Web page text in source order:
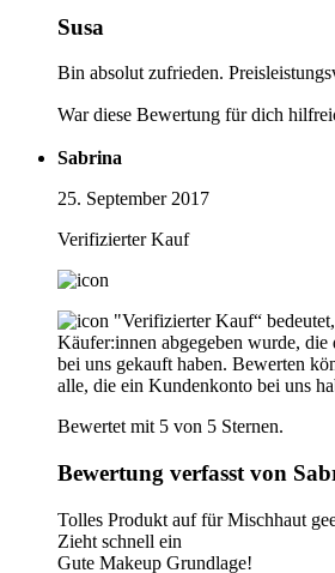
Susa
Bin absolut zufrieden.
War diese Bewertung für dich
Sabrina
25. September 2017
Verifizierter Kauf
"Verifizierter Kauf“
Käufer:innen abgegeben wurde, die
bei uns gekauft haben. Bewerten
alle, die ein Kundenkonto bei uns
Bewertet mit 5 von 5 Sternen.
Bewertung verfasst von
Tolles Produkt auf für Mischhaut
Zieht schnell ein
Gute Makeup Grundlage!